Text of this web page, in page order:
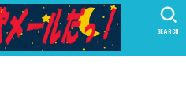
SEARCH